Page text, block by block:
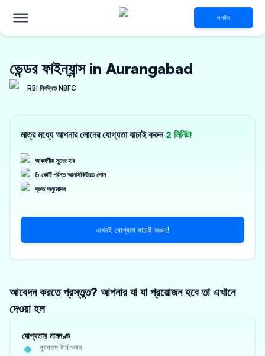
লগইন
ভেন্ডর ফাইন্যান্স in Aurangabad
RBI নিবন্ধিত NBFC
মাত্র মধ্যে আপনার লোনের যোগ্যতা যাচাই করুন 2 মিনিট!
আকর্ষণীয় সুদের হার
5 কোটি পর্যন্ত আনসিকিউরড লোন
দ্রুত অনুমোদন
এখনই যোগ্যতা যাচাই করুন!
আবেদন করতে প্রস্তুত? আপনার যা যা প্রয়োজন হবে তা এখানে
দেওয়া হল
যোগ্যতার মানদণ্ড
ন্যূনতম টার্নওভার